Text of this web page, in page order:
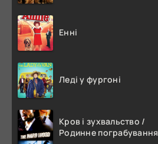
Енні
Леді у фургоні
Кров і зухвальство /
Родинне пограбування